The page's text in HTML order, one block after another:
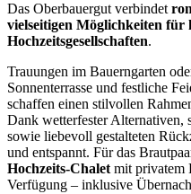
Das Oberbauergut verbindet
vielseitigen Möglichkeiten für
Hochzeitsgesellschaften.
Trauungen im Bauerngarten
Sonnenterrasse und festliche
schaffen einen stilvollen
Dank wetterfester Alternativen,
sowie liebevoll gestalteten
und entspannt. Für das
Hochzeits-Chalet mit privatem
Verfügung – inklusive